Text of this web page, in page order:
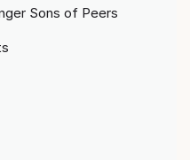
Sons of Peers